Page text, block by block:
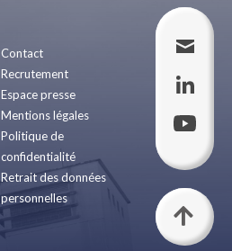
Contact
Recrutement
Espace presse
Mentions légales
Politique de
confidentialité
Retrait des données
personnelles